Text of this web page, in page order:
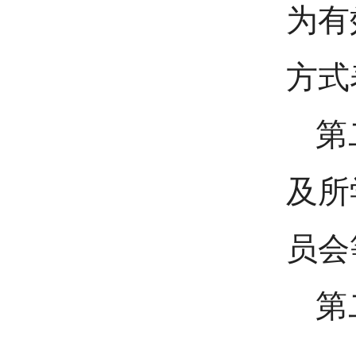
为
方
及
员